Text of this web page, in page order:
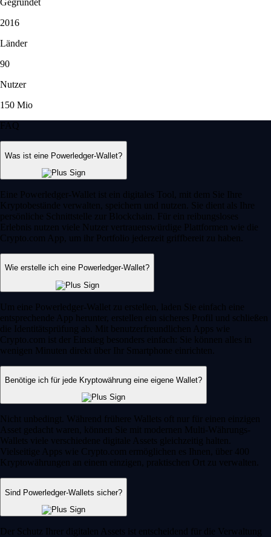
Gegründet
2016
Länder
90
Nutzer
150 Mio
FAQ
Was ist eine Powerledger-Wallet?
Eine Powerledger-Wallet ist ein digitales Tool, mit dem Sie Ihre
Kryptobestände verwalten, speichern und nutzen. Sie dient als Ihre
persönliche Schnittstelle zur Blockchain. Für ein reibungsloses
Erlebnis nutzen viele Nutzer vertrauenswürdige Plattformen wie die
Crypto.com App, um ihr Portfolio jederzeit griffbereit zu haben.
Wie erstelle ich eine Powerledger-Wallet?
Um eine Powerledger-Wallet zu erstellen, laden Sie einfach eine
entsprechende App herunter, erstellen ein sicheres Profil und schließen
die Identitätsprüfung ab. Mit benutzerfreundlichen Apps wie
Crypto.com ist der Einstieg besonders einfach: Sie können alles in
wenigen Minuten direkt über Ihr Smartphone einrichten.
Benötige ich für jede Kryptowährung eine eigene Wallet?
Nicht unbedingt. Während frühere Wallets oft nur für einen einzigen
Asset gedacht waren, können Sie mit modernen Multi-Währungs-
Wallets viele verschiedene digitale Assets gleichzeitig halten.
Vielseitige Apps wie Crypto.com ermöglichen es Ihnen, über 400
Kryptowährungen an einem einzigen, praktischen Ort zu verwalten.
Sind Powerledger-Wallets sicher?
Der Schutz Ihrer digitalen Assets ist entscheidend für die Verwaltung